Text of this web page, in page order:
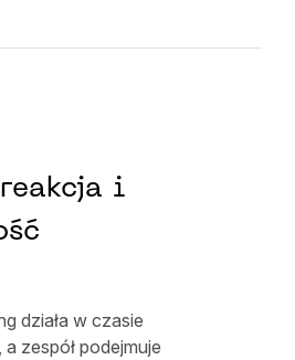
i
działa w czasie
zespół podejmuje